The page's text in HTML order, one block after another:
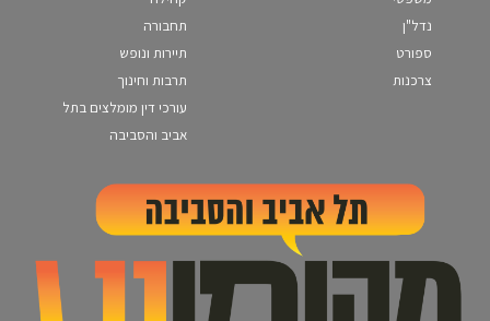
נדל"ן
ספורט
צרכנות
תחבורה
תיירות ונופש
תרבות וחינוך
עורכי דין מומלצים בתל
אביב והסביבה